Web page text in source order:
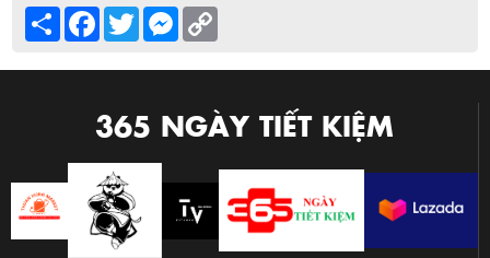
Share Facebook
TwitterMessenger
365 NGÀY TIẾT KIỆM